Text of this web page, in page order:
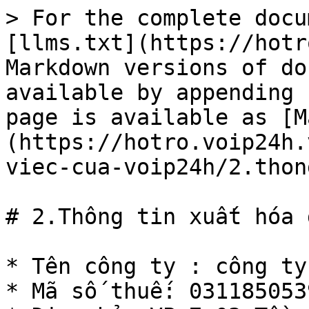
> For the complete
[llms.txt](https://
Markdown versions of
available by
page is available as
(https://
viec-cua-voip24h/
# 2.Thông tin xuất hóa
* Tên công ty : công ty
* Mã số thuế: